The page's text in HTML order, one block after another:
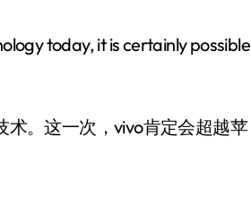
today, it is certainly possible
术。这一次，vivo肯定会超越苹